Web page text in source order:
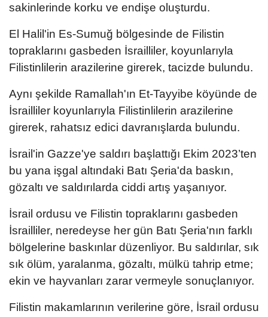
sakinlerinde korku ve endişe oluşturdu.
El Halil'in Es-Sumuğ bölgesinde de Filistin
topraklarını gasbeden İsrailliler, koyunlarıyla
Filistinlilerin arazilerine girerek, tacizde bulundu.
Aynı şekilde Ramallah'ın Et-Tayyibe köyünde de
İsrailliler koyunlarıyla Filistinlilerin arazilerine
girerek, rahatsız edici davranışlarda bulundu.
İsrail'in Gazze'ye saldırı başlattığı Ekim 2023’ten
bu yana işgal altındaki Batı Şeria'da baskın,
gözaltı ve saldırılarda ciddi artış yaşanıyor.
İsrail ordusu ve Filistin topraklarını gasbeden
İsrailliler, neredeyse her gün Batı Şeria'nın farklı
bölgelerine baskınlar düzenliyor. Bu saldırılar, sık
sık ölüm, yaralanma, gözaltı, mülkü tahrip etme;
ekin ve hayvanları zarar vermeyle sonuçlanıyor.
Filistin makamlarının verilerine göre, İsrail ordusu